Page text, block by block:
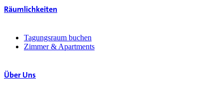
Räumlichkeiten
Tagungsraum buchen
Zimmer & Apartments
Über Uns